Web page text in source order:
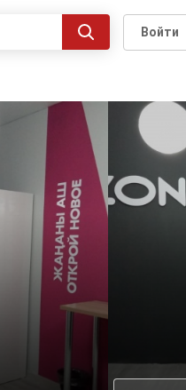
Войти